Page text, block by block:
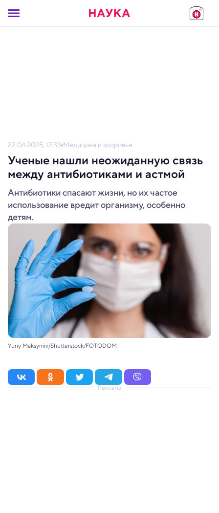
22.04.2025, 17:33 Медицина и здоровье
Ученые нашли неожиданную связь
между антибиотиками и астмой
Антибиотики спасают жизни, но их частое
использование вредит организму, особенно
детям.
Yuriy Maksymiv/Shutterstock/FOTODOM
Реклама